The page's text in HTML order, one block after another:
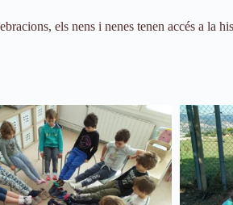
els nens i nenes tenen accés a la